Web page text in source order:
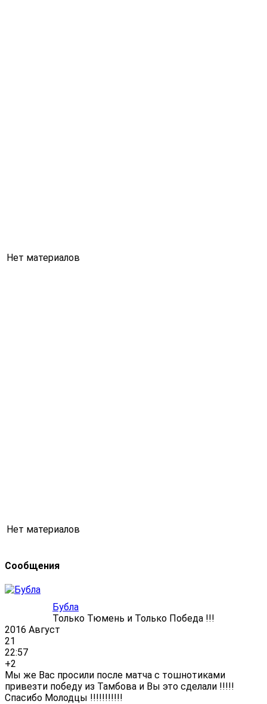
Нет материалов
Нет материалов
Сообщения
Бубла
Только Тюмень и Только Победа !!!
2016 Август
21
22:57
+2
Мы же Вас просили после матча с тошнотиками
привезти победу из Тамбова и Вы это сделали !!!!!
Спасибо Молодцы !!!!!!!!!!!